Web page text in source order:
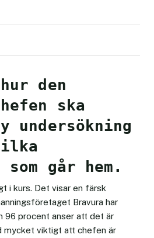
den
ska
undersökning
som går hem.
i kurs. Det visar en färsk
Bravura har
96 procent anser att det är
mycket viktigt att chefen är